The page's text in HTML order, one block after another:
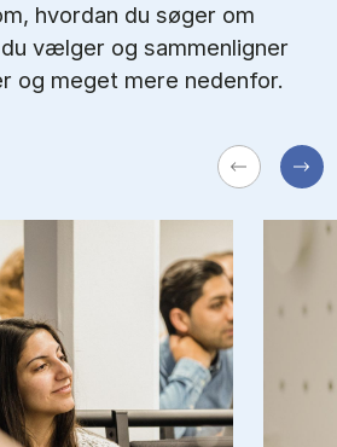
hvordan du søger om
vælger og sammenligner
og meget mere nedenfor.